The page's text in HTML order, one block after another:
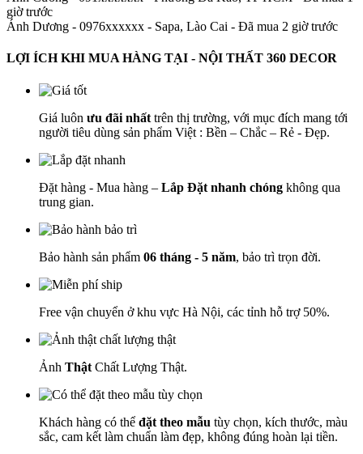
giờ trước
Ánh Dương - 0976xxxxxx - Sapa, Lào Cai - Đã mua 2 giờ trước
LỢI ÍCH KHI MUA HÀNG TẠI - NỘI THẤT 360 DECOR
Giá luôn ưu đãi nhất trên thị trường, với mục đích mang tới
người tiêu dùng sản phẩm Việt : Bền – Chắc – Rẻ - Đẹp.
Đặt hàng - Mua hàng – Lắp Đặt nhanh chóng không qua
trung gian.
Bảo hành sản phẩm 06 tháng - 5 năm, bảo trì trọn đời.
Free vận chuyển ở khu vực Hà Nội, các tỉnh hỗ trợ 50%.
Ảnh Thật Chất Lượng Thật.
Khách hàng có thể đặt theo mẫu tùy chọn, kích thước, màu
sắc, cam kết làm chuẩn làm đẹp, không đúng hoàn lại tiền.